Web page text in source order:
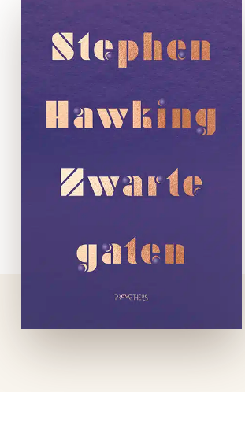
e-boek
Stephen Hawking de bbc
Reith Lectures over een
onderwerp dat hem al
zwarte gaten.In Zwarte gaten
stelt de legendarische
natuurkundige dat we, als …